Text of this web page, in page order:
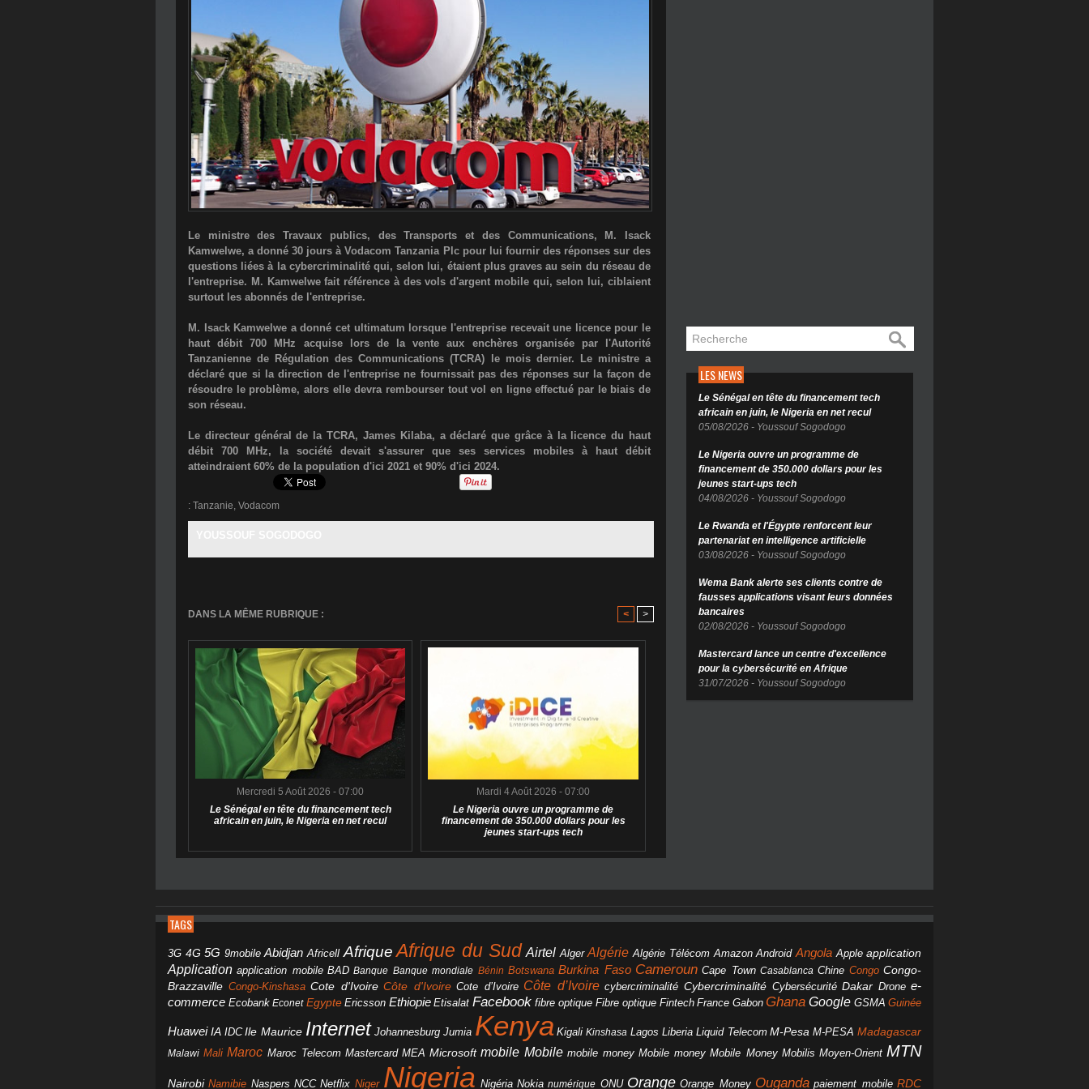
Le ministre des Travaux publics, des Transports et des Communications, M. Isack
Kamwelwe, a donné 30 jours àVodacom Tanzania Plcpour lui fournir des réponses sur des
questions liées à la cybercriminalité qui, selon lui, étaient plus graves au sein du réseau de
l'entreprise. M. Kamwelwe fait référence à des vols d'argent mobile qui, selon lui, ciblaient
surtout les abonnés de l'entreprise.
M. Isack Kamwelwe a donné cet ultimatum lorsque l'entreprise recevait une licence pour le
haut débit 700 MHz acquise lors de la vente aux enchères organisée par l'Autorité
Tanzanienne de Régulation des Communications (TCRA) le mois dernier. Le ministre a
déclaré que si la direction de l'entreprise ne fournissait pas des réponses sur la façon de
résoudre le problème, alors elle devra rembourser tout vol en ligne effectué par le biais de
son réseau.
Le directeur général de la TCRA, James Kilaba, a déclaré que grâce à la licence du haut
débit 700 MHz, la société devait s'assurer que ses services mobiles à haut débit
atteindraient 60% de la population d'ici 2021 et 90% d'ici 2024.
: Tanzanie Vodacom
DANS LA MÊME RUBRIQUE : < >
Mercredi 5 Août 2026 - 07:00
Le Sénégal en tête du financement tech
africain en juin, le Nigeria en net recul
Mardi 4 Août 2026 - 07:00
Le Nigeria ouvre un programme de
financement de 350.000 dollars pour les
jeunes start-ups tech
LES NEWS
Le Sénégal en tête du financement tech
africain en juin, le Nigeria en net recul
05/08/2026 - Youssouf Sogodogo
Le Nigeria ouvre un programme de
financement de 350.000 dollars pour les
jeunes start-ups tech
04/08/2026 - Youssouf Sogodogo
Le Rwanda et l'Égypte renforcent leur
partenariat en intelligence artificielle
03/08/2026 - Youssouf Sogodogo
Wema Bank alerte ses clients contre de
fausses applications visant leurs données
bancaires
02/08/2026 - Youssouf Sogodogo
Mastercard lance un centre d'excellence
pour la cybersécurité en Afrique
31/07/2026 - Youssouf Sogodogo
TAGS
3G 4G 5G 9mobile Abidjan Africell Afrique Afrique du Sud Airtel Alger Algérie Algérie Télécom Amazon Android Angola Apple application
Application application mobile BAD Banque Banque mondiale Bénin Botswana Burkina Faso Cameroun Cape Town Casablanca Chine Congo Congo-
Brazzaville Congo-Kinshasa Cote d'Ivoire Côte d'Ivoire Cote d’Ivoire Côte d’Ivoire cybercriminalité Cybercriminalité Cybersécurité Dakar Drone e-
commerce Ecobank Econet Egypte Ericsson Ethiopie Etisalat Facebook fibre optique Fibre optique Fintech France Gabon Ghana Google GSMA Guinée
Huawei IA IDC Ile Maurice Internet Johannesburg Jumia Kenya Kigali Kinshasa Lagos Liberia Liquid Telecom M-Pesa M-PESA Madagascar
Malawi Mali Maroc Maroc Telecom Mastercard MEA Microsoft mobile Mobile mobile money Mobile money Mobile Money Mobilis Moyen-Orient MTN
Nairobi Namibie Naspers NCC Netflix Niger Nigeria Nigéria Nokia numérique ONU Orange Orange Money Ouganda paiement mobile RDC